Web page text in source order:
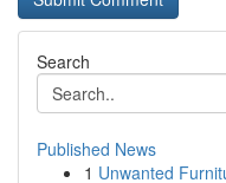
Search
Published News
1 Unwanted